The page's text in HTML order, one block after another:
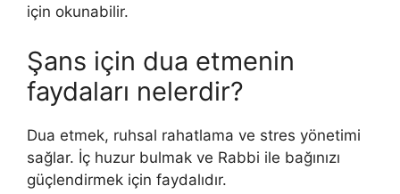
için okunabilir.
Şans için dua etmenin
faydaları nelerdir?
Dua etmek, ruhsal rahatlama ve stres yönetimi
sağlar. İç huzur bulmak ve Rabbi ile bağınızı
güçlendirmek için faydalıdır.